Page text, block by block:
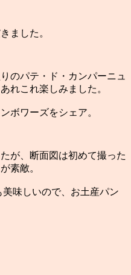
ました。
のパテ・ド・カンパーニュ
れこれ楽しみました。
ボワーズをシェア。
が、断面図は初めて撮った
素敵。
味しいので、お土産パン